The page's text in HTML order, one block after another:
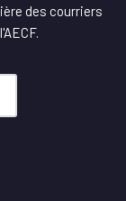
des courriers